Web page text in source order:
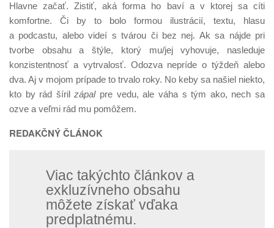
Hlavne začať. Zistiť, aká forma ho baví a v ktorej sa cíti
komfortne. Či by to bolo formou ilustrácií, textu, hlasu
a podcastu, alebo videí s tvárou či bez nej. Ak sa nájde pri
tvorbe obsahu a štýle, ktorý mu/jej vyhovuje, nasleduje
konzistentnosť a vytrvalosť. Odozva nepríde o týždeň alebo
dva. Aj v mojom prípade to trvalo roky. No keby sa našiel niekto,
kto by rád šírilzápalpre vedu, ale váha s tým ako, nech sa
ozve a veľmi rád mu pomôžem.
REDAKČNÝ ČLÁNOK
Viac takýchto článkov a
exkluzívneho obsahu
môžete získať vďaka
predplatnému.